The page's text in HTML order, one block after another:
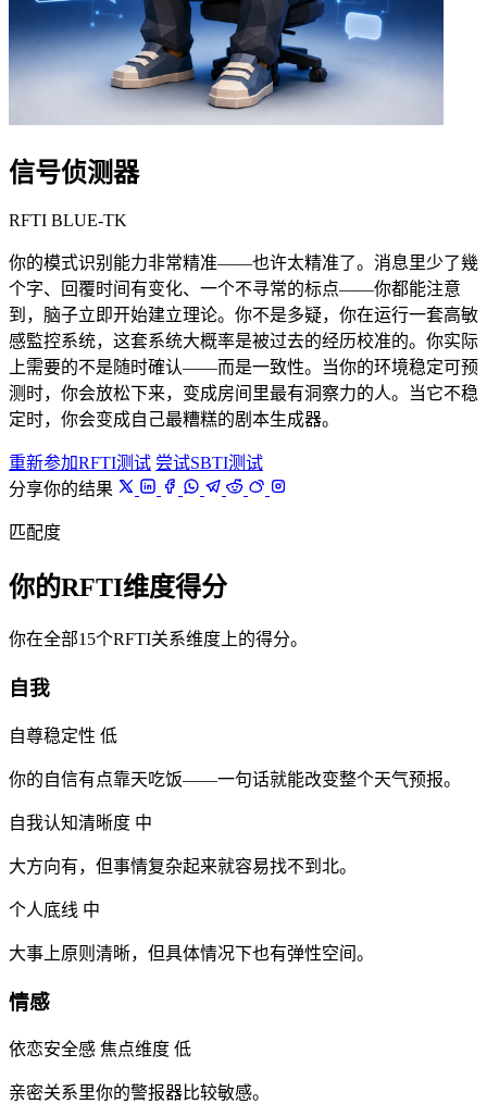
信号侦测器
RFTI BLUE-TK
你的模式识别能力非常精准——也许太精准了。消息里少了幾
个字、回覆时间有变化、一个不寻常的标点——你都能注意
到，脑子立即开始建立理论。你不是多疑，你在运行一套高敏
感監控系统，这套系统大概率是被过去的经历校准的。你实际
上需要的不是随时確认——而是一致性。当你的环境稳定可预
测时，你会放松下来，变成房间里最有洞察力的人。当它不稳
定时，你会变成自己最糟糕的剧本生成器。
重新参加RFTI测试 尝试SBTI测试
分享你的结果
匹配度
你的RFTI维度得分
你在全部15个RFTI关系维度上的得分。
自我
自尊稳定性 低
你的自信有点靠天吃饭——一句话就能改变整个天气预报。
自我认知清晰度 中
大方向有，但事情复杂起来就容易找不到北。
个人底线 中
大事上原则清晰，但具体情况下也有弹性空间。
情感
依恋安全感 焦点维度 低
亲密关系里你的警报器比较敏感。